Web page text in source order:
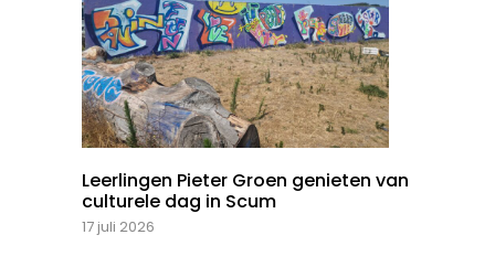
Leerlingen Pieter Groen genieten van
culturele dag in Scum
17 juli 2026